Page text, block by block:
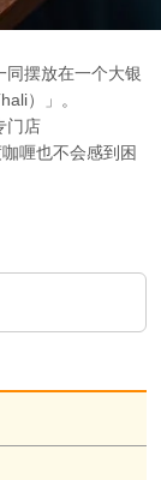
同摆放在一个大银
）」。
门店
喱也不会感到困